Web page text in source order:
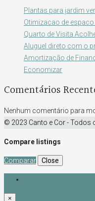
Plantas para jardim
Otimizacao de
Quarto de Visita
Aluguel direto com o
Amortização de
Economizar
Comentários
Nenhum comentário para
© 2023 Canto e Cor - Todos
Compare listings
Comparar Close
×